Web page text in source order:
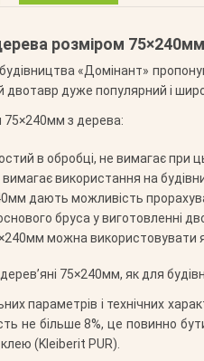
розміром 75×240мм
«Домінант»
двотавр дуже популярний і
75×240мм з дерева:
в обробці, не вимагає при
використання на
дають можливість
бруса у виготовленні
можна використовувати
75×240мм, як для
параметрів і технічних
не більше 8%, це повинно
(Kleiberit PUR).